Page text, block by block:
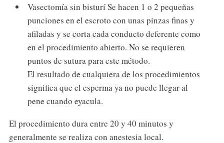
Vasectomía sin bisturí Se hacen 1 o 2 pequeñas
punciones en el escroto con unas pinzas finas y
afiladas y se corta cada conducto deferente como
en el procedimiento abierto. No se requieren
puntos de sutura para este método.
El resultado de cualquiera de los procedimientos
significa que el esperma ya no puede llegar al
pene cuando eyacula.
El procedimiento dura entre 20 y 40 minutos y
generalmente se realiza con anestesia local.